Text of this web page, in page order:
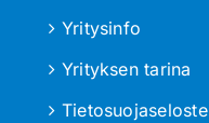
Yritysinfo
Yrityksen tarina
Tietosuojaseloste